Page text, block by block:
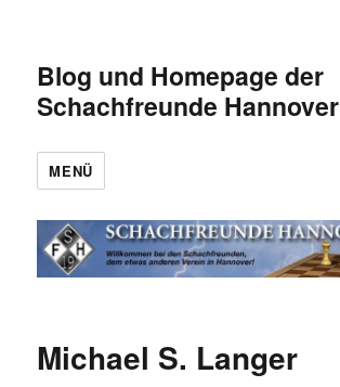
Blog und Homepage der
Schachfreunde Hannover
MENÜ
Michael S. Langer